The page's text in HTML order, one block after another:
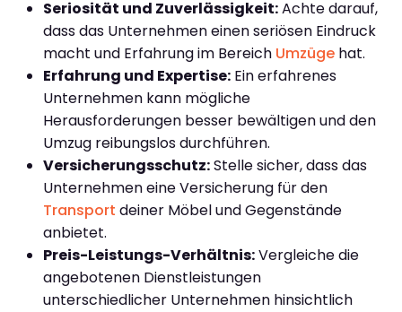
Seriosität und Zuverlässigkeit:Achte darauf,
dass das Unternehmen einen seriösen Eindruck
macht und Erfahrung im Bereich Umzüge hat.
Erfahrung und Expertise: Ein erfahrenes
Unternehmen kann mögliche
Herausforderungen besser bewältigen und den
Umzug reibungslos durchführen.
Versicherungsschutz:Stelle sicher, dass das
Unternehmen eine Versicherung für den
Transport deiner Möbel und Gegenstände
anbietet.
Preis-Leistungs-Verhältnis:Vergleiche die
angebotenen Dienstleistungen
unterschiedlicher Unternehmen hinsichtlich